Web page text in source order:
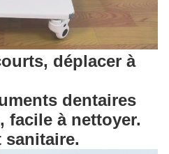
déplacer à
dentaires
facile à nettoyer.